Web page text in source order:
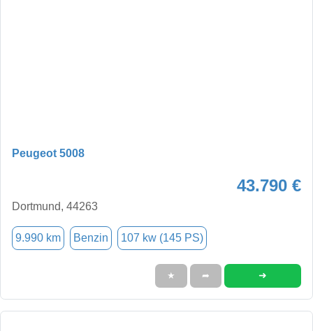
Peugeot 5008
43.790 €
Dortmund, 44263
9.990 km Benzin 107 kw (145 PS)
★ ➦ ➜